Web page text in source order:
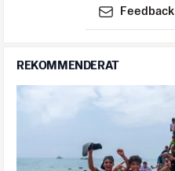
Feedback
REKOMMENDERAT